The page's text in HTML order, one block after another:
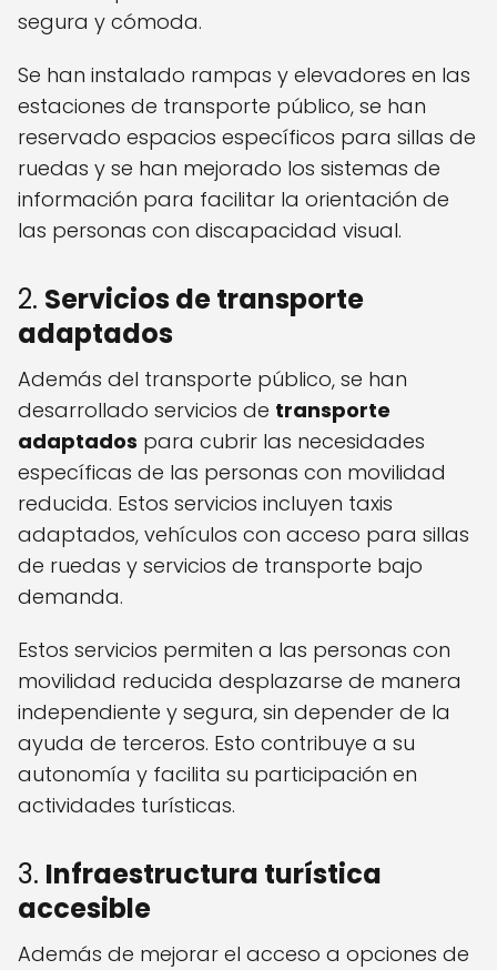
segura y cómoda.
Se han instalado rampas y elevadores en las
estaciones de transporte público, se han
reservado espacios específicos para sillas de
ruedas y se han mejorado los sistemas de
información para facilitar la orientación de
las personas con discapacidad visual.
2. Servicios de transporte
adaptados
Además del transporte público, se han
desarrollado servicios de transporte
adaptados para cubrir las necesidades
específicas de las personas con movilidad
reducida. Estos servicios incluyen taxis
adaptados, vehículos con acceso para sillas
de ruedas y servicios de transporte bajo
demanda.
Estos servicios permiten a las personas con
movilidad reducida desplazarse de manera
independiente y segura, sin depender de la
ayuda de terceros. Esto contribuye a su
autonomía y facilita su participación en
actividades turísticas.
3. Infraestructura turística
accesible
Además de mejorar el acceso a opciones de